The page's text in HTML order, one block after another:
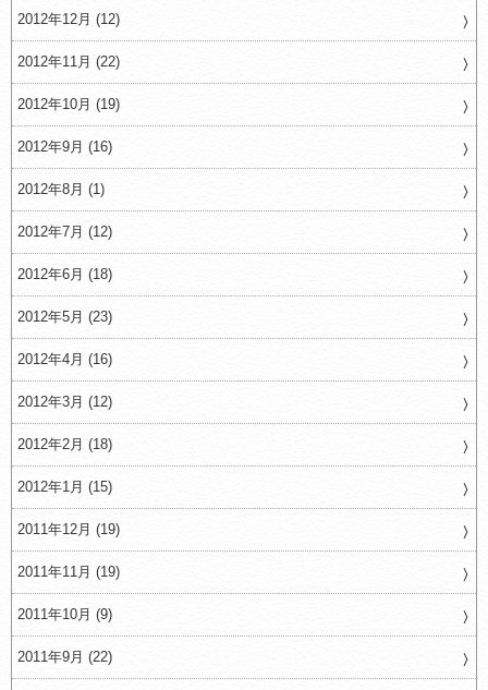
2012年12月 (12)
2012年11月 (22)
2012年10月 (19)
2012年9月 (16)
2012年8月 (1)
2012年7月 (12)
2012年6月 (18)
2012年5月 (23)
2012年4月 (16)
2012年3月 (12)
2012年2月 (18)
2012年1月 (15)
2011年12月 (19)
2011年11月 (19)
2011年10月 (9)
2011年9月 (22)